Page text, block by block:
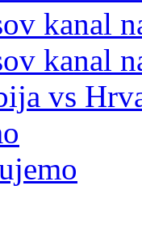
kanal
kanal
vs